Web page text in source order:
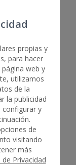
propias y
para hacer
web y
utilizamos
de la
la publicidad
configurar y
de
visitando
más
de Privacidad